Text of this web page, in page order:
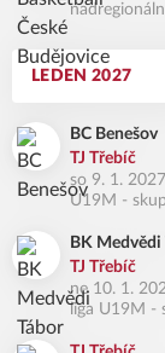
LEDEN 2027
BC Benešov
TJ Třebíč
so 9. 1. 2027
U19M -
BK Medvědi
TJ Třebíč
ne 10. 1.
liga U19M -